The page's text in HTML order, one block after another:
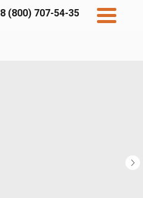
8 (800) 707-54-35